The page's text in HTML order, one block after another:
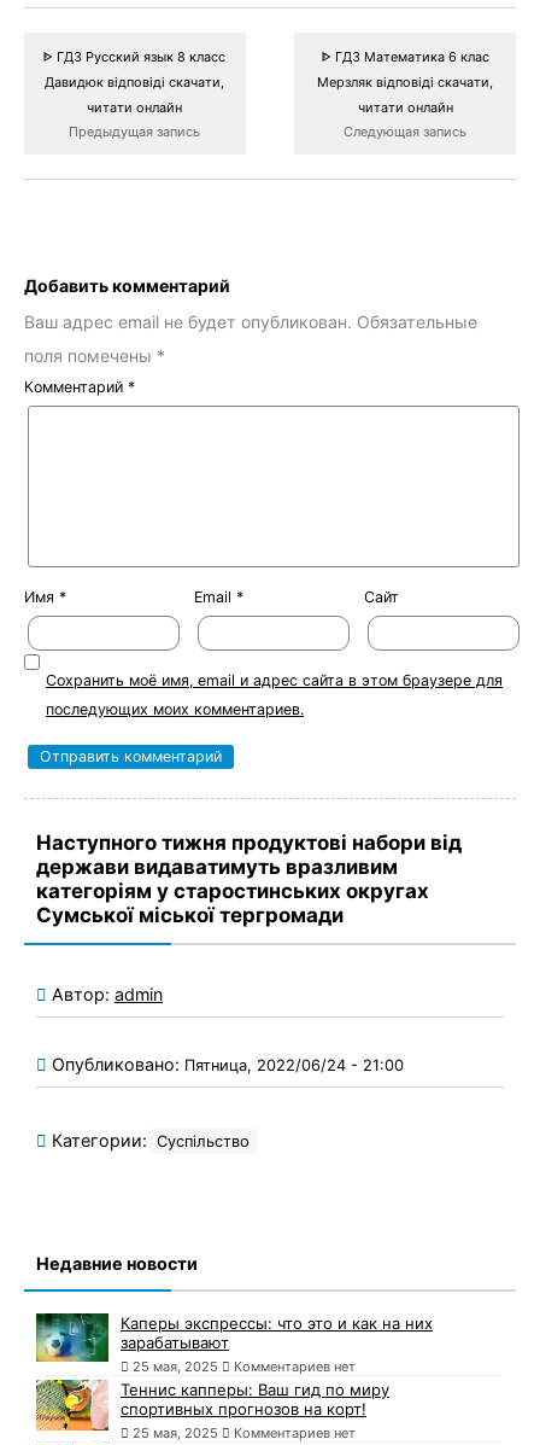
ᐈ ГДЗ Русский язык 8 класс
Давидюк відповіді скачати,
читати онлайн
Предыдущая запись
ᐈ ГДЗ Математика 6 клас
Мерзляк відповіді скачати,
читати онлайн
Следующая запись
Добавить комментарий
Ваш адрес email не будет опубликован. Обязательные
поля помечены *
Комментарий *
Имя * Email * Сайт
Сохранить моё имя, email и адрес сайта в этом браузере для
последующих моих комментариев.
Наступного тижня продуктові набори від
держави видаватимуть вразливим
категоріям у старостинських округах
Сумської міської тергромади
Автор: admin
Опубликовано: Пятница, 2022/06/24 - 21:00
Категории: Суспільство
Недавние новости
Каперы экспрессы: что это и как на них
зарабатывают
25 мая, 2025 Комментариев нет
Теннис капперы: Ваш гид по миру
спортивных прогнозов на корт!
25 мая, 2025 Комментариев нет